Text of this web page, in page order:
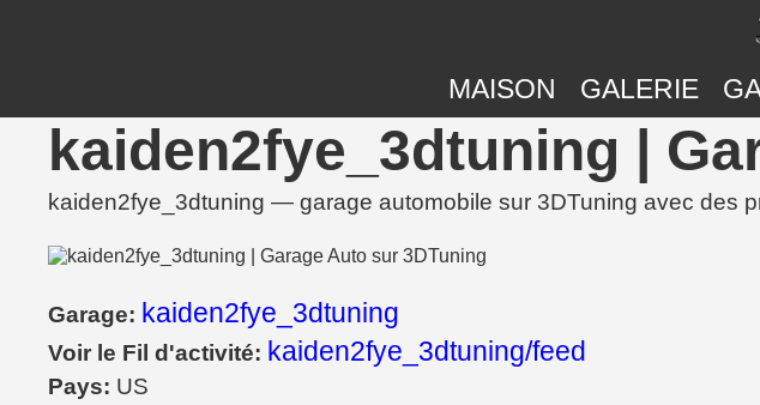
MAISON GALERIE
kaiden2fye_3dtuning |
kaiden2fye_3dtuning — garage automobile sur 3DTuning avec des
Garage: kaiden2fye_3dtuning
Voir le Fil d'activité: kaiden2fye_3dtuning/feed
Pays: US